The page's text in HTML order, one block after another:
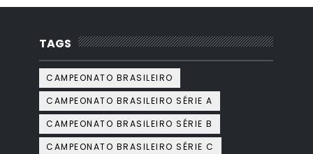
TAGS
CAMPEONATO BRASILEIRO
CAMPEONATO BRASILEIRO SÉRIE A
CAMPEONATO BRASILEIRO SÉRIE B
CAMPEONATO BRASILEIRO SÉRIE C